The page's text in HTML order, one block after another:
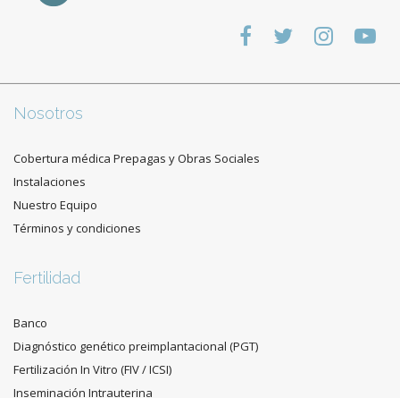
Nosotros
Cobertura médica Prepagas y Obras Sociales
Instalaciones
Nuestro Equipo
Términos y condiciones
Fertilidad
Banco
Diagnóstico genético preimplantacional (PGT)
Fertilización In Vitro (FIV / ICSI)
Inseminación Intrauterina